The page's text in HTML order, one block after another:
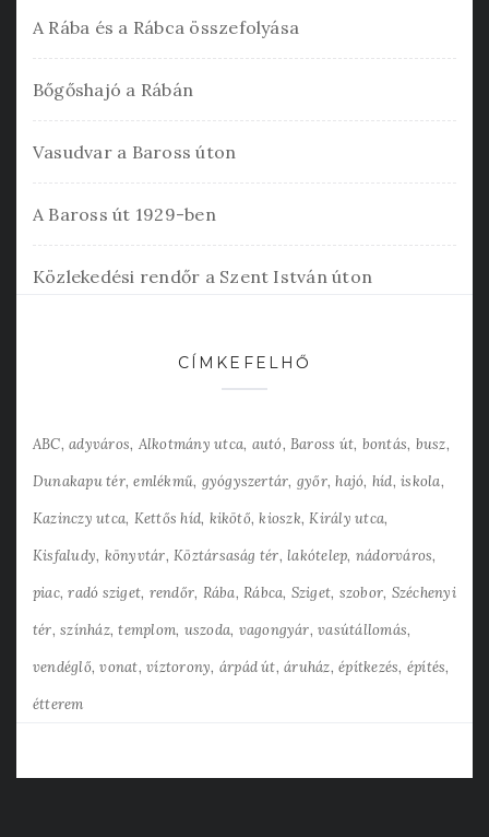
A Rába és a Rábca összefolyása
Bőgőshajó a Rábán
Vasudvar a Baross úton
A Baross út 1929-ben
Közlekedési rendőr a Szent István úton
CÍMKEFELHŐ
ABC adyváros Alkotmány utca autó Baross út bontás busz
Dunakapu tér emlékmű gyógyszertár győr hajó híd iskola
Kazinczy utca Kettős híd kikötő kioszk Király utca
Kisfaludy könyvtár Köztársaság tér lakótelep nádorváros
piac radó sziget rendőr Rába Rábca Sziget szobor Széchenyi
tér színház templom uszoda vagongyár vasútállomás
vendéglő vonat víztorony árpád út áruház építkezés építés
étterem